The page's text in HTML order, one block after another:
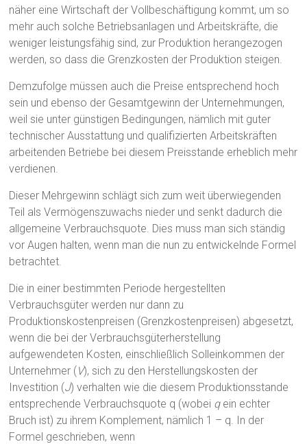
näher eine Wirtschaft der Vollbeschäftigung kommt, um so
mehr auch solche Betriebsanlagen und Arbeitskräfte, die
weniger leistungsfähig sind, zur Produktion herangezogen
werden, so dass die Grenzkosten der Produktion steigen.
Demzufolge müssen auch die Preise entsprechend hoch
sein und ebenso der Gesamtgewinn der Unternehmungen,
weil sie unter günstigen Bedingungen, nämlich mit guter
technischer Ausstattung und qualifizierten Arbeitskräften
arbeitenden Betriebe bei diesem Preisstande erheblich mehr
verdienen.
Dieser Mehrgewinn schlägt sich zum weit überwiegenden
Teil als Vermögenszuwachs nieder und senkt dadurch die
allgemeine Verbrauchsquote. Dies muss man sich ständig
vor Augen halten, wenn man die nun zu entwickelnde Formel
betrachtet.
Die in einer bestimmten Periode hergestellten
Verbrauchsgüter werden nur dann zu
Produktionskostenpreisen (Grenzkostenpreisen) abgesetzt,
wenn die bei der Verbrauchsgüterherstellung
aufgewendeten Kosten, einschließlich Solleinkommen der
Unternehmer (V), sich zu den Herstellungskosten der
Investition (J) verhalten wie die diesem Produktionsstande
entsprechende Verbrauchsquote q (wobei qein echter
Bruch ist) zu ihrem Komplement, nämlich 1 – q. In der
Formel geschrieben, wenn